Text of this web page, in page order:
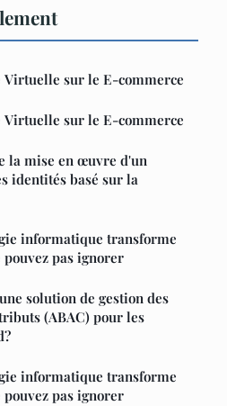
Virtuelle sur le E-commerce
Virtuelle sur le E-commerce
la mise en œuvre d'un
identités basé sur la
informatique transforme
pouvez pas ignorer
solution de gestion des
(ABAC) pour les
informatique transforme
pouvez pas ignorer